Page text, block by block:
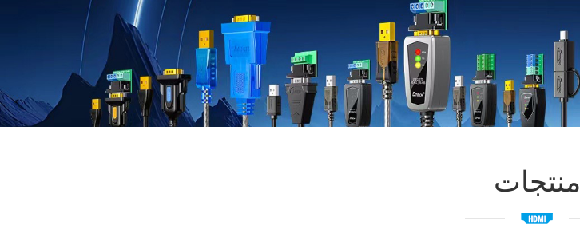
منتجات